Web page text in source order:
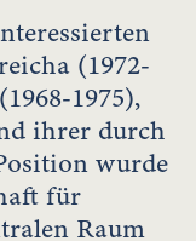
(1972-
1975),
ihrer durch
wurde
für
Raum